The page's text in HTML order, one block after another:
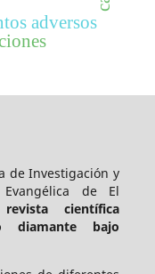
adversos
de Investigación y
de El
revista científica
diamante bajo